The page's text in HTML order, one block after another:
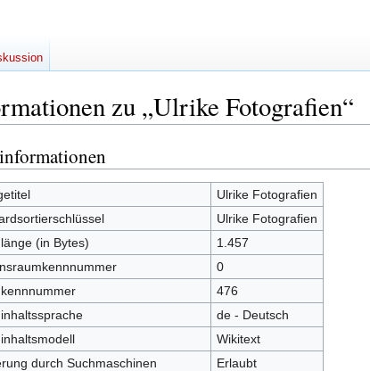
zu „Ulrike Fotografien“
Ulrike Fotografien
Ulrike Fotografien
(in Bytes)
1.457
0
476
de - Deutsch
Wikitext
durch Suchmaschinen
Erlaubt